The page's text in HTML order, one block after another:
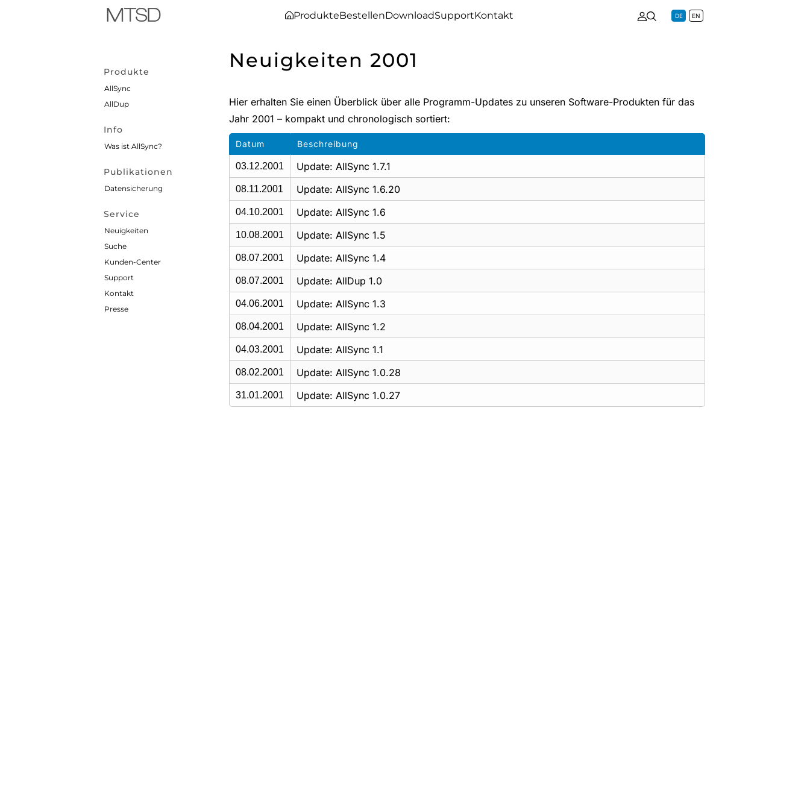
ProdukteBestellenDownloadSupportKontakt DE EN
Produkte
AllSync
AllDup
Info
Was ist AllSync?
Publikationen
Datensicherung
Service
Neuigkeiten
Suche
Kunden-Center
Support
Kontakt
Presse
Neuigkeiten 2001
Hier erhalten Sie einen Überblick über alle Programm-Updates zu unseren Software-Produkten für das
Jahr 2001 – kompakt und chronologisch sortiert:
Datum Beschreibung
03.12.2001 Update: AllSync 1.7.1
08.11.2001 Update: AllSync 1.6.20
04.10.2001 Update: AllSync 1.6
10.08.2001 Update: AllSync 1.5
08.07.2001 Update: AllSync 1.4
08.07.2001 Update: AllDup 1.0
04.06.2001 Update: AllSync 1.3
08.04.2001 Update: AllSync 1.2
04.03.2001 Update: AllSync 1.1
08.02.2001 Update: AllSync 1.0.28
31.01.2001 Update: AllSync 1.0.27